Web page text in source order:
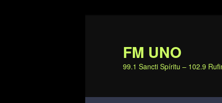
FM UNO
99.1 Sancti Spíritu – 102.9